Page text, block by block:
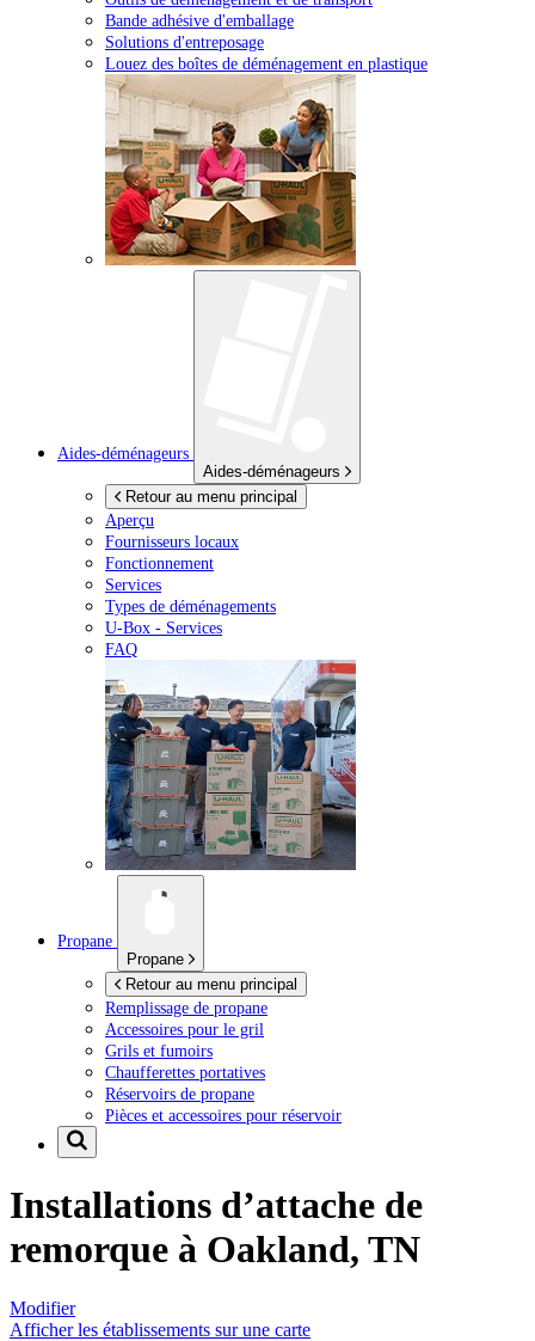
Bande adhésive d'emballage
Solutions d'entreposage
Louez des boîtes de déménagement en plastique
Aides-déménageurs
Aides-déménageurs
Retour au menu principal
Aperçu
Fournisseurs locaux
Fonctionnement
Services
Types de déménagements
U-Box - Services
FAQ
Propane
Propane
Retour au menu principal
Remplissage de propane
Accessoires pour le gril
Grils et fumoirs
Chaufferettes portatives
Réservoirs de propane
Pièces et accessoires pour réservoir
Installations d’attache de
remorque à Oakland, TN
Modifier
Afficher les établissements sur une carte